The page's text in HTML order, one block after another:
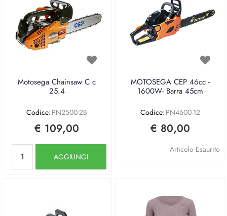
Motosega Chainsaw C c
25.4
Codice: PN2500-2B
€ 109,00
AGGIUNGI
MOTOSEGA CEP 46cc -
1600W- Barra 45cm
Codice: PN4600-12
€ 80,00
Articolo Esaurito